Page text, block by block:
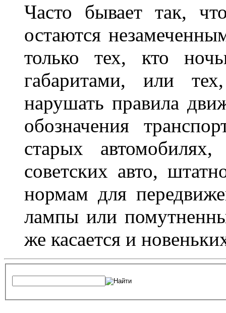
Часто бывает так,
остаются
только тех, кто
габаритами, или
нарушать правила
обозначения
старых
советских авто,
нормам для
лампы или
же касается и